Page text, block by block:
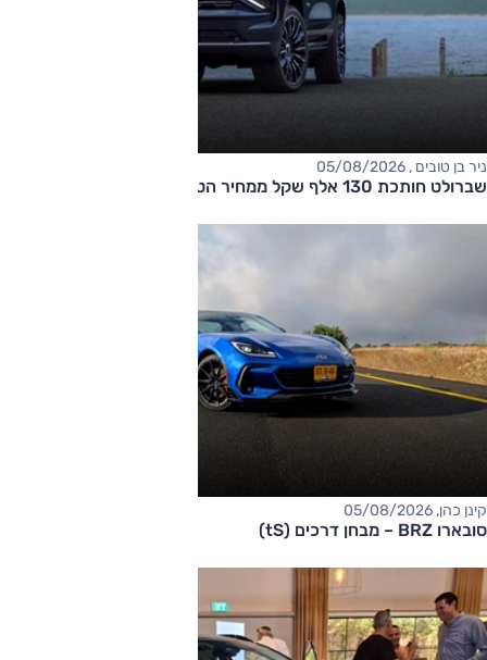
ניר בן טובים , 05/08/2026
שברולט חותכת 130 אלף שקל ממחיר הטאהו
קינן כהן, 05/08/2026
סובארו BRZ – מבחן דרכים (tS)